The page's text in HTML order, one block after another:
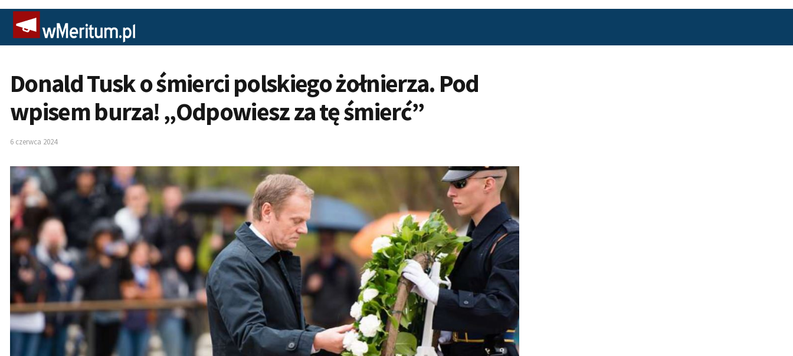
Donald Tusk o śmierci polskiego żołnierza. Pod
wpisem burza! „Odpowiesz za tę śmierć”
6 czerwca 2024